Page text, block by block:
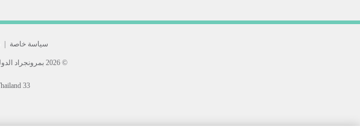
سياسة خاصة |
© 2026 بمرونجراد الدولي
33 Sukhumvit 3, Wattana, Bangkok 10110 Thailand.